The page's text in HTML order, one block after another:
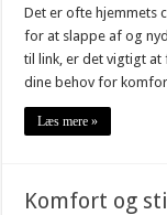
Det er ofte hjemmets
for at slappe af og
til link, er det vigtigt
dine behov for
Læs mere »
Komfort og